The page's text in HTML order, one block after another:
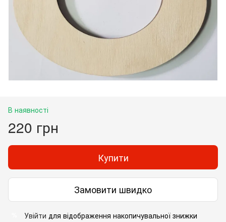
В наявності
220 грн
Купити
Замовити швидко
Увійти для відображення накопичувальної знижки